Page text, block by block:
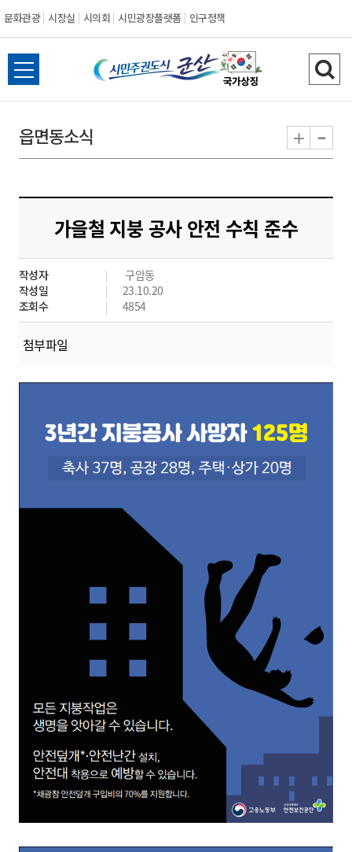
문화관광 시장실 시의회 시민광장플랫폼 인구정책
시
민
도
시
군
산
전
체
뉴
열
검
색
기
읍면동소식 + -
가을철 지붕 공사 안전 수칙 준수
작성자
구암동
작성일
23.10.20
조회수
4854
첨부파일